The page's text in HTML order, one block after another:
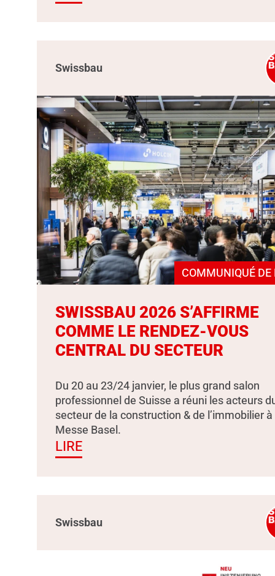
Swissbau
COMMUNIQUÉ DE
SWISSBAU 2026 S’AFFIRME
COMME LE RENDEZ-VOUS
CENTRAL DU SECTEUR
Du 20 au 23/24 janvier, le plus grand salon
professionnel de Suisse a réuni les acteurs
secteur de la construction & de l’immobilier à
Messe Basel.
LIRE
Swissbau